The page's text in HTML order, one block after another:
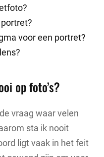
voor een portret?
op foto’s?
vraag waar velen
sta ik nooit
ligt vaak in het feit